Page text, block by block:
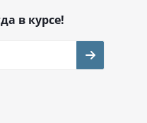
в курсе!